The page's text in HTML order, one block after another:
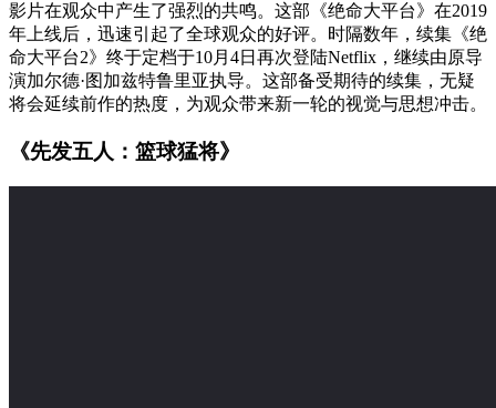
影片在观众中产生了强烈的共鸣。这部《绝命大平台》在2019
年上线后，迅速引起了全球观众的好评。时隔数年，续集《绝
命大平台2》终于定档于10月4日再次登陆Netflix，继续由原导
演加尔德·图加兹特鲁里亚执导。这部备受期待的续集，无疑
将会延续前作的热度，为观众带来新一轮的视觉与思想冲击。
《先发五人：篮球猛将》